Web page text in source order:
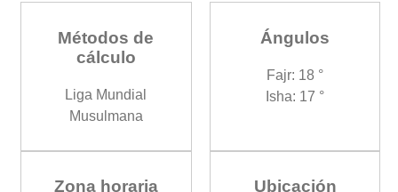
Métodos de
cálculo
Liga Mundial
Musulmana
Ángulos
Fajr: 18 °
Isha: 17 °
Zona horaria Ubicación